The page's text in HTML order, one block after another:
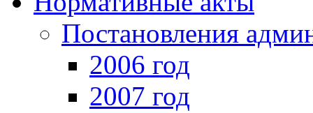
Постановления
2006 год
2007 год